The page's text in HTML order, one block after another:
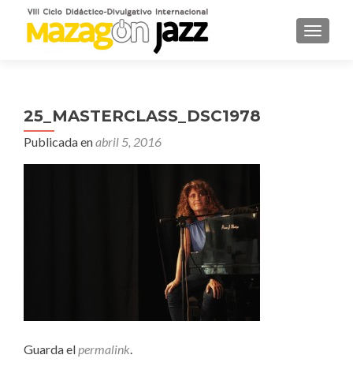
25_MASTERCLASS_DSC1978
Publicada enabril 5, 2016
Guarda elpermalink.